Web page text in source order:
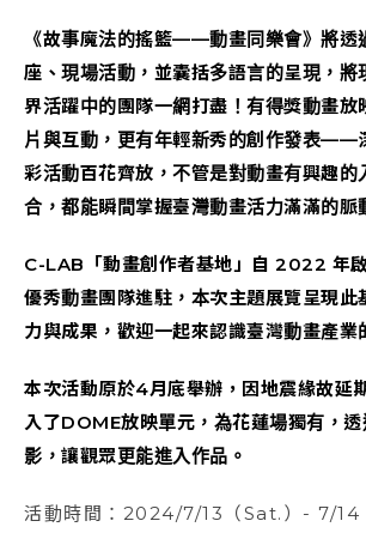
《故事魔法的搖籃——動畫同樂會》將透
座、現場活動，並囊括多語言的呈現，將
界活躍中的團隊一網打盡！有得獎動畫放
片與互動，更有年輕新秀的創作發表——
彩活動百花齊放，不管是對動畫有興趣的
合，都能瞬間掌握臺灣動畫活力滿滿的脈
C-LAB「動畫創作者基地」自 2022 年
優秀動畫團隊進駐，本次主題展覽呈現此
力與成果，歡迎一起來認識臺灣動畫產業
本次活動原於4月底舉辦，因地震緣故延
入了DOME放映單元，為花蓮場獨有，
影，讓觀眾更能進入作品。
活動時間：2024/7/13（Sat.）- 7/14